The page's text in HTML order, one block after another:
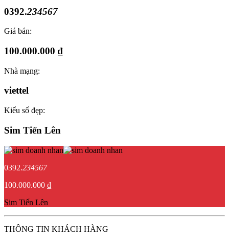
0392.234567
Giá bán:
100.000.000 ₫
Nhà mạng:
viettel
Kiểu số đẹp:
Sim Tiến Lên
0392.234567
100.000.000 ₫
Sim Tiến Lên
THÔNG TIN KHÁCH HÀNG